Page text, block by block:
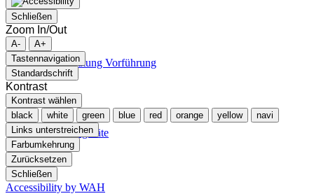
Beratung Vorführung
Mietgeräte
Schließen
Zoom In/Out
A-
A+
Tastennavigation
Standardschrift
Kontrast
Kontrast wählen
black
white green blue red orange yellow
navi
Links unterstreichen
Farbumkehrung
Zurücksetzen
Schließen
Accessibility by WAH